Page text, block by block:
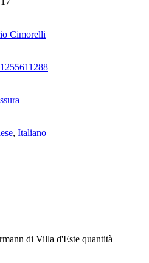
Cimorelli
, Italiano
di Villa d'Este quantità